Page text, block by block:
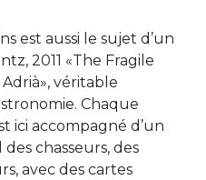
est aussi le sujet d’un
2011 «The Fragile
véritable
Chaque
ici accompagné d’un
chasseurs, des
avec des cartes